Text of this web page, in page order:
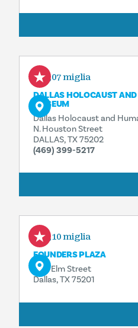
0,07 miglia
DALLAS HOLOCAUST
MUSEUM
Dallas Holocaust and
N. Houston Street
DALLAS, TX 75202
(469) 399-5217
0,10 miglia
FOUNDERS PLAZA
600 Elm Street
Dallas, TX 75201